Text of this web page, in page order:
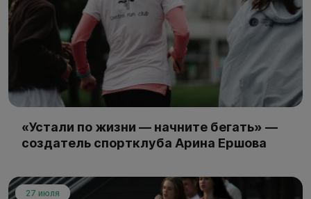
«Устали по жизни — начните бегать» —
создатель спортклуба Арина Ершова
27 июля